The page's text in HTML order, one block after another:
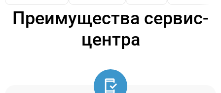
Преимущества сервис-
центра